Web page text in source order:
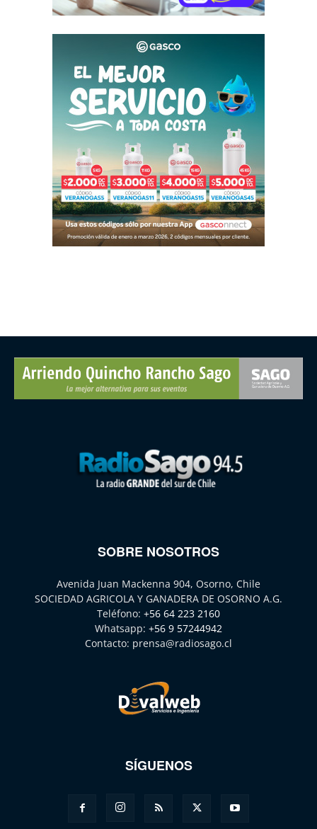
SOBRE NOSOTROS
Avenida Juan Mackenna 904, Osorno, Chile
SOCIEDAD AGRICOLA Y GANADERA DE OSORNO A.G.
Teléfono: +56 64 223 2160
Whatsapp: +56 9 57244942
Contacto: prensa@radiosago.cl
SÍGUENOS